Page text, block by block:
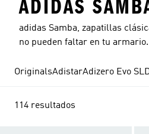
ADIDAS
adidas Samba, zapatillas
no pueden faltar en tu armario.
OriginalsAdistarAdizero Evo SL
114 resultados